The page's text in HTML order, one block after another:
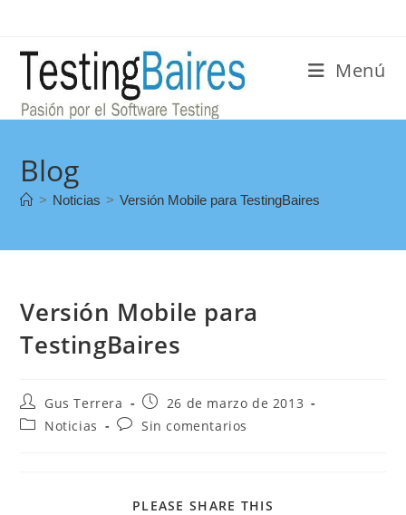
Menú
Blog
> Noticias > Versión Mobile para TestingBaires
Versión Mobile para
TestingBaires
Gus Terrera
26 de marzo de 2013
Noticias
Sin comentarios
PLEASE SHARE THIS